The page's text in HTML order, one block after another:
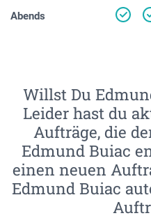
Abends
Willst Du
Leider hast du
Aufträge, die
Edmund Buiac
einen neuen
Edmund Buiac